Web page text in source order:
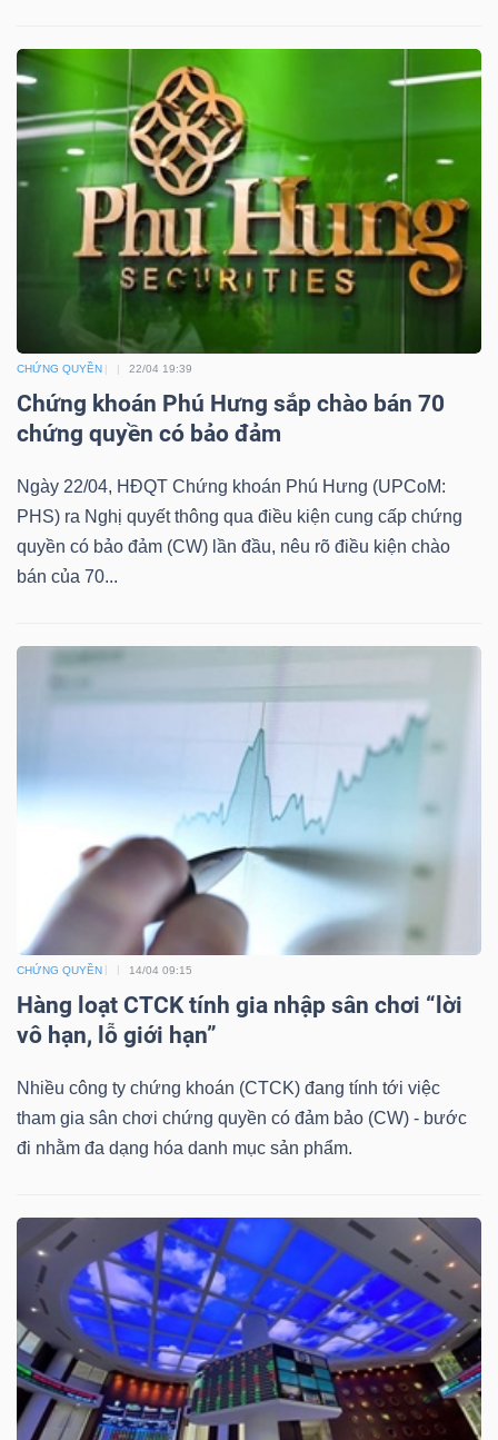
CHỨNG QUYỀN 22/04 19:39
Chứng khoán Phú Hưng sắp chào bán 70
chứng quyền có bảo đảm
Ngày 22/04, HĐQT Chứng khoán Phú Hưng (UPCoM:
PHS) ra Nghị quyết thông qua điều kiện cung cấp chứng
quyền có bảo đảm (CW) lần đầu, nêu rõ điều kiện chào
bán của 70...
CHỨNG QUYỀN 14/04 09:15
Hàng loạt CTCK tính gia nhập sân chơi “lời
vô hạn, lỗ giới hạn”
Nhiều công ty chứng khoán (CTCK) đang tính tới việc
tham gia sân chơi chứng quyền có đảm bảo (CW) - bước
đi nhằm đa dạng hóa danh mục sản phẩm.
TIÊU
DÙNG
CHĂM
SÓC
SỨC
NGHỆ
DỊCH
VỤ
THÔNG
TIỆN
ÍCH
BẤT
ĐỘNG